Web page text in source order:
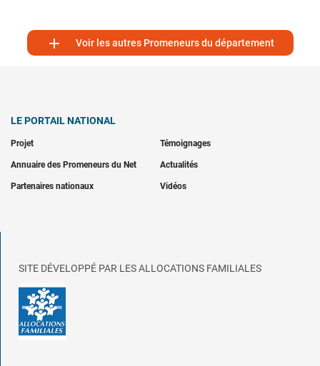
 Voir les autres Promeneurs du département
LE PORTAIL NATIONAL
Projet Témoignages
Annuaire des Promeneurs du Net Actualités
Partenaires nationaux Vidéos
SITE DÉVELOPPÉ PAR LES ALLOCATIONS FAMILIALES